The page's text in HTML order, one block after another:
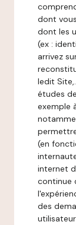
dont
dont les
(ex :
arrivez
ledit
études
exemple
(en
internet
continue
des